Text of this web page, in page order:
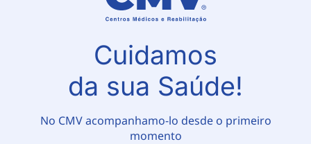
Cuidamos
da sua Saúde!
No CMV acompanhamo-lo desde o primeiro
momento